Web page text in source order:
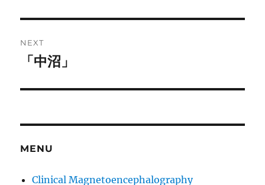
NEXT
Next
「中沼」
MENU
Clinical Magnetoencephalography